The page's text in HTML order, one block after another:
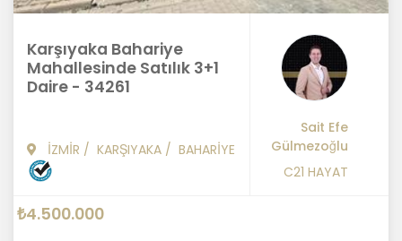
Karşıyaka Bahariye
Mahallesinde Satılık 3+1
Daire - 34261
İZMİR / KARŞIYAKA / BAHARİYE
Sait Efe
Gülmezoğlu
C21 HAYAT
₺4.500.000